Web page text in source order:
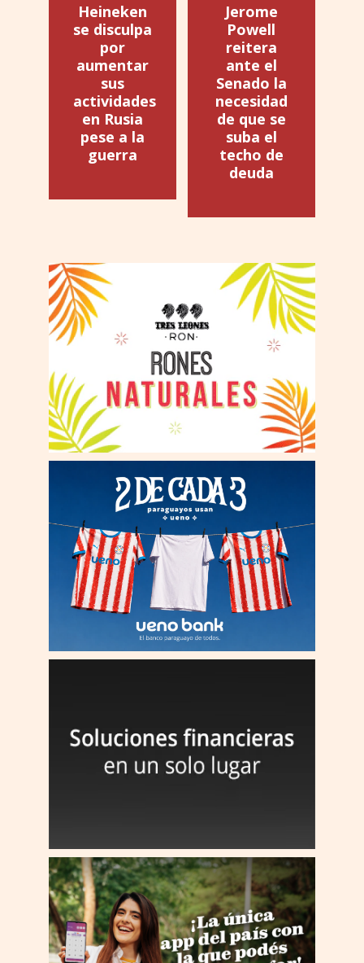
Heineken
se disculpa
por
aumentar
sus
actividades
en Rusia
pese a la
guerra
Jerome
Powell
reitera
ante el
Senado la
necesidad
de que se
suba el
techo de
deuda